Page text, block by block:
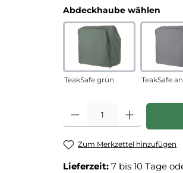
Abdeckhaube wählen
TeakSafe grün TeakSafe
Produkt Anzahl: Gib den
Zum Merkzettel hinzufügen
Lieferzeit: 7 bis 10 Tage